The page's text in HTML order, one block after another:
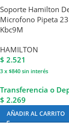
Soporte Hamilton
Microfono Pipeta
Kbc9M
HAMILTON
$ 2.521
3 x $840 sin interés
Transferencia o
$ 2.269
AÑADIR AL CARRITO